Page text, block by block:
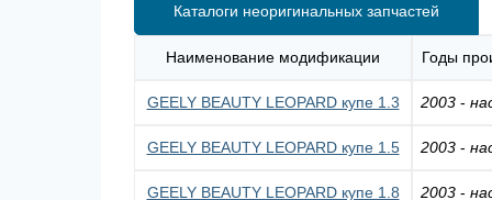
Каталоги неоригинальных запчастей
Наименование модификации Годы
GEELY BEAUTY LEOPARD купе 1.3 2003-
GEELY BEAUTY LEOPARD купе 1.5 2003-
GEELY BEAUTY LEOPARD купе 1.8 2003-